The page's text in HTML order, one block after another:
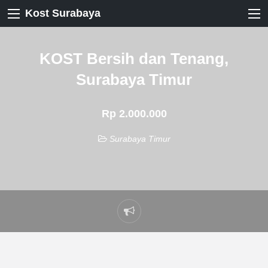
Kost Surabaya
KOST Bersih dan Tenang,
Surabaya Timur
Rp 2.000.000
Surabaya Timur
Laporkan
masalah